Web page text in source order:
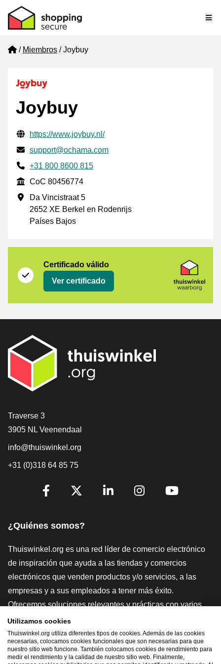
Home
Miembros Joybuy
Joybuy
Información de contacto verificada
Website URL
https://www.joybuy.nl/
Envía un correo electrónico a
support@ochama.com
Phone number
+31 800 8600 815
CoC
CoC 80456774
Dirección de la empresa
Da Vincistraat 5
2652 XE Berkel en Rodenrijs
Países Bajos
Certificado válido
Ver certificado
[_General:Contact]
Traverse 3
3905 NL Veenendaal
info@thuiswinkel.org
+31 (0)318 64 85 75
[_General:SocialMediaTitle]
¿Quiénes somos?
Thuiswinkel.org es una red líder de comercio electrónico
de inspiración que ayuda a las tiendas y comercios
electrónicos que venden productos y/o servicios, a las
empresas y a sus empleados a tener más éxito.
Ofrecemos soluciones relevantes y prácticas con varios
sellos de confianza, Thuiswinkel Reviews, herramientas y
asesoramiento jurídico, defensa, estudios de mercado, y
tenemos nuestra propia plataforma educativa, la
Thuiswinkel e-Academy.
Utilizamos cookies
Thuiswinkel.org utiliza diferentes tipos de cookies. Además de las cookies
necesarias, colocamos cookies funcionales que son necesarias para que
nuestro sitio web funcione. También colocamos cookies de rendimiento para
medir el rendimiento y la calidad de nuestro sitio web. Finalmente,